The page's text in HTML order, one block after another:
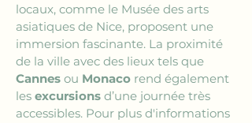
locaux, comme le Musée des arts
asiatiques de Nice, proposent une
immersion fascinante. La proximité
de la ville avec des lieux tels que
Cannes ou Monaco rend également
les excursions d’une journée très
accessibles. Pour plus d'informations